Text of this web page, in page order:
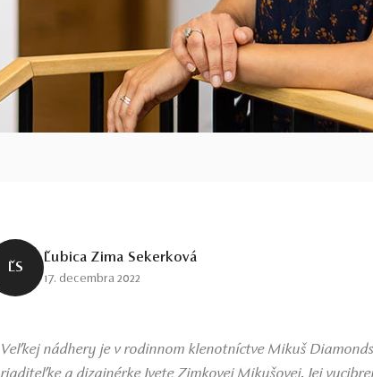
ĽS
Ľubica Zima Sekerková
17. decembra 2022
Veľkej nádhery je v rodinnom klenotníctve Mikuš